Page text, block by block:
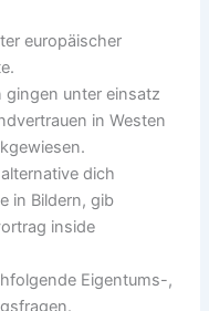
europäischer
unter einsatz
in Westen
dich
in Bildern, gib
inside
Eigentums-,